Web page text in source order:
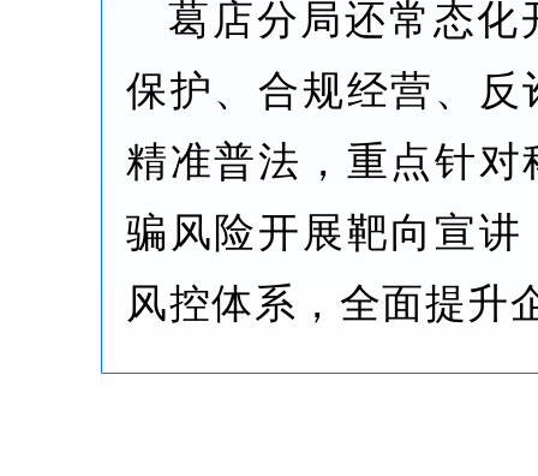
葛店分局还常态化
保护、合规经营、
精准普法，重点针
骗风险开展靶向宣
风控体系，全面提升